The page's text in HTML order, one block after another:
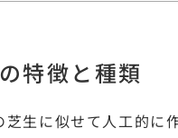
特徴と種類
芝生に似せて人工的に